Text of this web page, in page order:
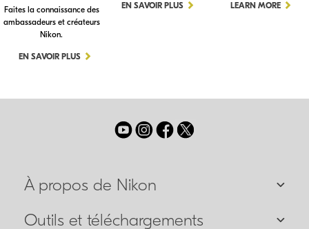
Faites la connaissance des
ambassadeurs et créateurs
Nikon.
EN SAVOIR PLUS
EN SAVOIR PLUS LEARN MORE
À propos de Nikon
Outils et téléchargements